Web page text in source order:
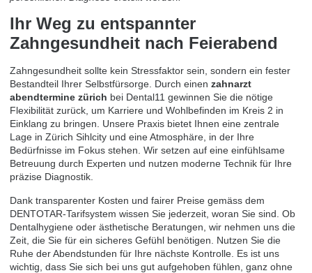
Ihr Weg zu entspannter
Zahngesundheit nach Feierabend
Zahngesundheit sollte kein Stressfaktor sein, sondern ein fester
Bestandteil Ihrer Selbstfürsorge. Durch einen zahnarzt
abendtermine zürich bei Dental11 gewinnen Sie die nötige
Flexibilität zurück, um Karriere und Wohlbefinden im Kreis 2 in
Einklang zu bringen. Unsere Praxis bietet Ihnen eine zentrale
Lage in Zürich Sihlcity und eine Atmosphäre, in der Ihre
Bedürfnisse im Fokus stehen. Wir setzen auf eine einfühlsame
Betreuung durch Experten und nutzen moderne Technik für Ihre
präzise Diagnostik.
Dank transparenter Kosten und fairer Preise gemäss dem
DENTOTAR-Tarifsystem wissen Sie jederzeit, woran Sie sind. Ob
Dentalhygiene oder ästhetische Beratungen, wir nehmen uns die
Zeit, die Sie für ein sicheres Gefühl benötigen. Nutzen Sie die
Ruhe der Abendstunden für Ihre nächste Kontrolle. Es ist uns
wichtig, dass Sie sich bei uns gut aufgehoben fühlen, ganz ohne